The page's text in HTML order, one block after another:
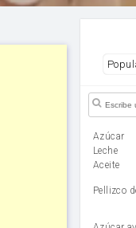
Azúcar
leche
aceite
Pellizco